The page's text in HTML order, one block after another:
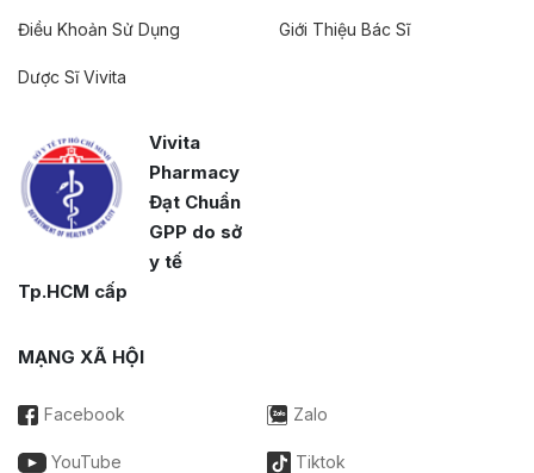
Điều Khoản Sử Dụng
Dược Sĩ Vivita
Vivita
Pharmacy
Đạt Chuẩn
GPP do sở
y tế
Tp.HCM cấp
Giới Thiệu Bác Sĩ
MẠNG XÃ HỘI
Facebook Zalo
YouTube Tiktok